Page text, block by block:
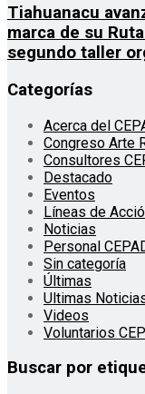
Tiahuanacu
marca de su
segundo taller
Categorías
Acerca del
Congreso Arte
Consultores
Destacado
Eventos
Líneas de
Noticias
Personal
Sin categoría
Últimas
Ultimas
Videos
Voluntarios
Buscar por